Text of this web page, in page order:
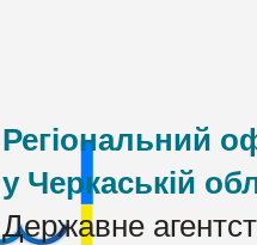
Регіональний
у Черкаській
Державне